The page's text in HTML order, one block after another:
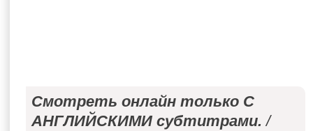
Смотреть онлайн только С
АНГЛИЙСКИМИ субтитрами. /